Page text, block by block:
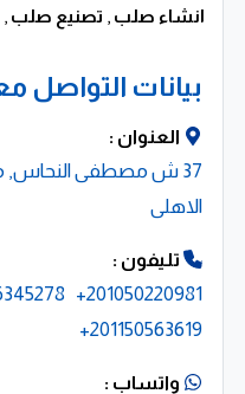
انشاء صلب , تصنيع صلب ,
بيانات التواصل
العنوان :
37 ش مصطفى النحاس,
الاهلى
تليفون :
201050220981+
201150563619+
واتساب :